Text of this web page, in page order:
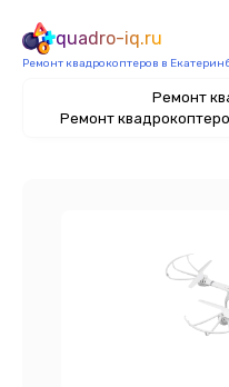
quadro-iq.ru
Ремонт квадрокоптеров в
Ремонт
Ремонт